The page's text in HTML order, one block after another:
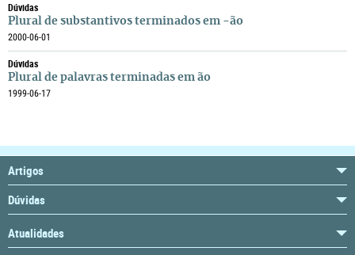
Dúvidas
Plural de substantivos terminados em -ão
2000-06-01
Dúvidas
Plural de palavras terminadas em ão
1999-06-17
Artigos
Dúvidas
Atualidades